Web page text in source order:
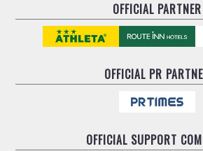
OFFICIAL PARTNER
OFFICIALPR
OFFICIAL SUPPORT